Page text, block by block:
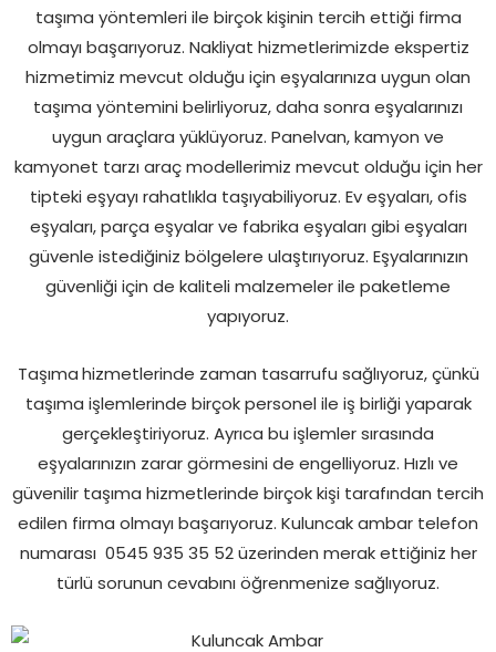
taşıma yöntemleri ile birçok kişinin tercih ettiği firma
olmayı başarıyoruz. Nakliyat hizmetlerimizde ekspertiz
hizmetimiz mevcut olduğu için eşyalarınıza uygun olan
taşıma yöntemini belirliyoruz, daha sonra eşyalarınızı
uygun araçlara yüklüyoruz. Panelvan, kamyon ve
kamyonet tarzı araç modellerimiz mevcut olduğu için her
tipteki eşyayı rahatlıkla taşıyabiliyoruz. Ev eşyaları, ofis
eşyaları, parça eşyalar ve fabrika eşyaları gibi eşyaları
güvenle istediğiniz bölgelere ulaştırıyoruz. Eşyalarınızın
güvenliği için de kaliteli malzemeler ile paketleme
yapıyoruz.
Taşımahizmetlerinde zaman tasarrufu sağlıyoruz, çünkü
taşıma işlemlerinde birçok personel ile iş birliği yaparak
gerçekleştiriyoruz. Ayrıca bu işlemler sırasında
eşyalarınızın zarar görmesini de engelliyoruz. Hızlı ve
güvenilir taşıma hizmetlerinde birçok kişi tarafından tercih
edilen firma olmayı başarıyoruz. Kuluncak ambar telefon
numarası 0545 935 35 52 üzerinden merak ettiğiniz her
türlü sorunun cevabını öğrenmenize sağlıyoruz.